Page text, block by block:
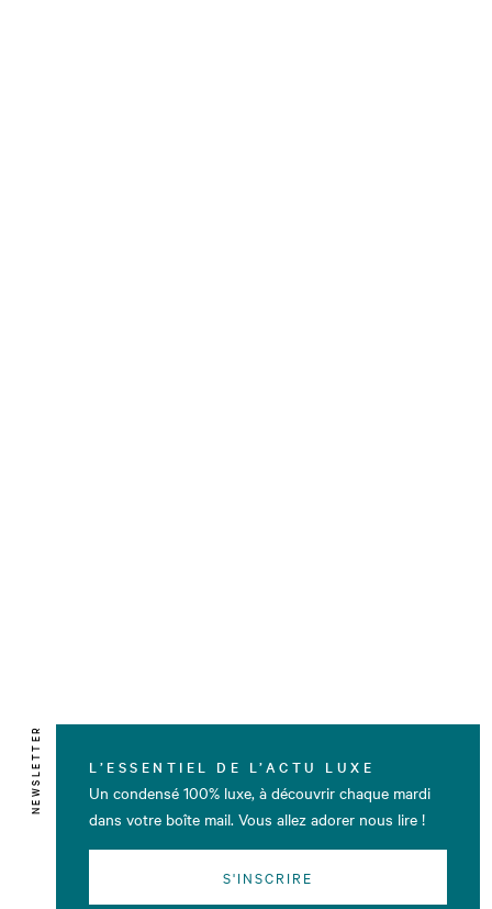
NEWSLETTER L’ESSENTIEL DE L’ACTU LUXE
Un condensé 100% luxe, à découvrir chaque mardi
dans votre boîte mail. Vous allez adorer nous lire !
S'INSCRIRE